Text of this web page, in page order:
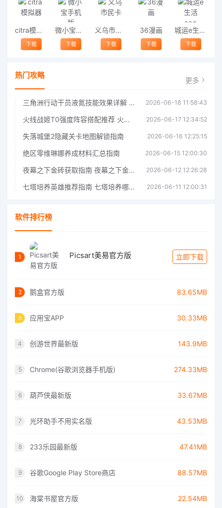
citra模拟器
下载
微小宝手机版
下载
义乌市民卡
下载
36漫画
下载
城运e生活app
下载
热门攻略 更多
三角洲行动干员液氮技能效果详解 三角洲行动干员液氮技能介绍 2026-06-18 11:58:43
火线战姬T0强度阵容搭配推荐 火线战姬T0强度阵容哪个好 2026-06-17 12:34:52
失落城堡2隐藏关卡地图解锁指南 2026-06-16 12:25:15
绝区零维琳娜养成材料汇总指南 2026-06-15 12:00:30
夜幕之下金砖获取指南 夜幕之下金砖获取方法 2026-06-12 12:26:28
七塔培养英雄推荐指南 七塔培养哪个英雄好 2026-06-11 12:00:31
软件排行榜
1 Picsart美易官方版 立即下载
2 鹅盒官方版 83.65MB
3 应用宝APP 30.33MB
4 创游世界最新版 143.9MB
5 Chrome(谷歌浏览器手机版) 274.33MB
6 葫芦侠最新版 33.67MB
7 光环助手不用实名版 43.53MB
8 233乐园最新版 47.41MB
9 谷歌Google Play Store商店 88.57MB
10 海棠书屋官方版 22.54MB